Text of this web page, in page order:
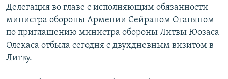
Все сайты Радио Азатутюн
Делегация во главе с исполняющим обязанности
министра обороны Армении Сейраном Оганяном
по приглашению министра обороны Литвы Юозаса
Олекаса отбыла сегодня с двухдневным визитом в
Литву.